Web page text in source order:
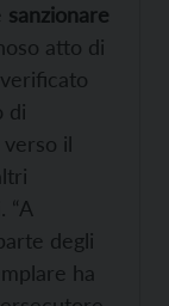
sanzionare
atto di
di
il
“A
degli
ha